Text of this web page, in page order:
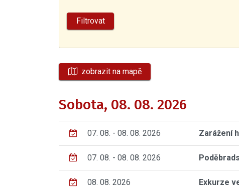
zobrazit na mapě
Sobota, 08. 08. 2026
07. 08. - 08. 08. 2026 Zarážení
07. 08. - 08. 08. 2026
08. 08. 2026 Exkurze